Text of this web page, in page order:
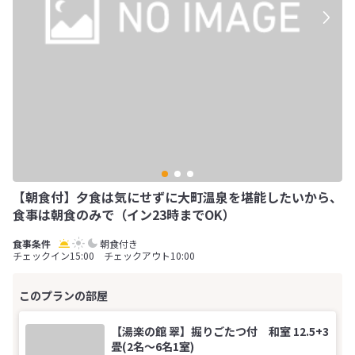
【朝食付】夕食は気にせずに大町温泉を堪能したいから、
食事は朝食のみで（イン23時までOK）
朝食付き
チェックイン15:00 チェックアウト10:00
【湯楽の館 翠】掘りごたつ付 和室 12.5+3
畳(2名～6名1室)